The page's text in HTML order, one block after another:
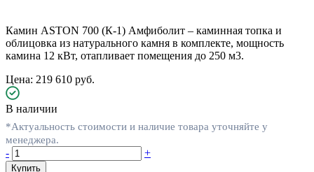
Камин ASTON 700 (К-1) Амфиболит – каминная топка и
облицовка из натурального камня в комплекте, мощность
камина 12 кВт, отапливает помещения до 250 м3.
Цена: 219 610 руб.
В наличии
*Актуальность стоимости и наличие товара уточняйте у
менеджера.
-
+